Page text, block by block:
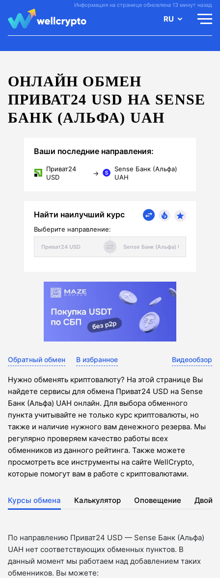
Информация на странице обновлена 13 минут назад
RU
ОНЛАЙН ОБМЕН
ПРИВАТ24 USD НА SENSE
БАНК (АЛЬФА) UAH
Ваши последние направления:
Приват24
USD
→
Sense Банк (Альфа)
UAH
Найти наилучший курс
Выберите направление:
Обратный обмен В избранное Видеообзор
Нужно обменять криптовалюту? На этой странице Вы
найдете сервисы для обмена Приват24 USD на Sense
Банк (Альфа) UAH онлайн. Для выбора обменного
пункта учитывайте не только курс криптовалюты, но
также и наличие нужного вам денежного резерва. Мы
регулярно проверяем качество работы всех
обменников из данного рейтинга. Также можете
просмотреть все инструменты на сайте WellCrypto,
которые помогут вам в работе с криптовалютами.
Курсы обмена Калькулятор Оповещение
По направлению Приват24 USD — Sense Банк (Альфа)
UAH нет соответствующих обменных пунктов. В
данный момент мы работаем над добавлением таких
обменников. Вы можете: